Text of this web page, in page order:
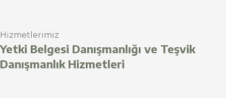
Hizmetlerimiz
Yetki Belgesi Danışmanlığı ve Teşvik
Danışmanlık Hizmetleri